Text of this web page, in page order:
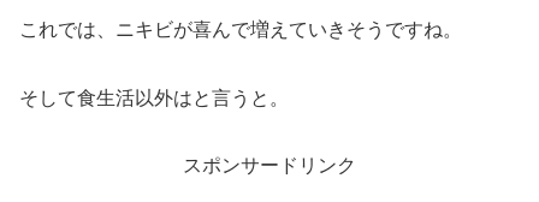
これでは、ニキビが喜んで増えていきそうですね。
そして食生活以外はと言うと。
スポンサードリンク